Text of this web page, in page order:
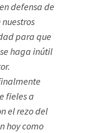
defensa de
para que
haga inútil
fieles a
el rezo del
hoy como